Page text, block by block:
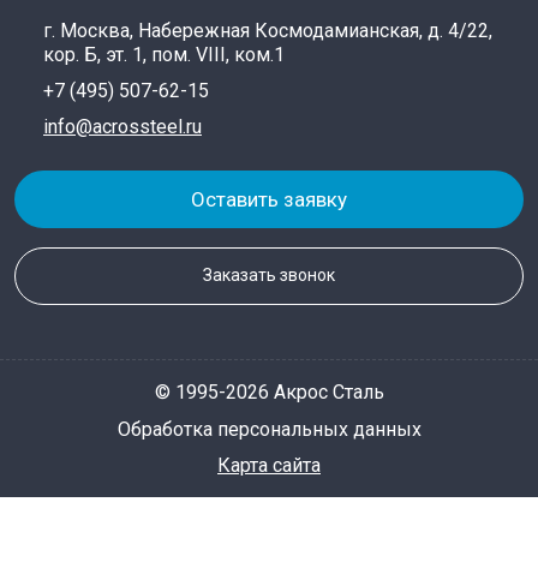
г. Москва, Набережная Космодамианская, д. 4/22,
кор. Б, эт. 1, пом. VIII, ком.1
+7 (495) 507-62-15
info@acrossteel.ru
Оставить заявку
Заказать звонок
© 1995-2026 Акрос Сталь
Обработка персональных данных
Карта сайта